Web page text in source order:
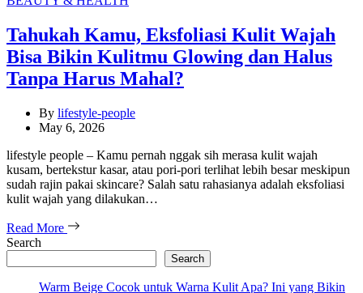
Tahukah Kamu, Eksfoliasi Kulit Wajah
Bisa Bikin Kulitmu Glowing dan Halus
Tanpa Harus Mahal?
By lifestyle-people
May 6, 2026
lifestyle people – Kamu pernah nggak sih merasa kulit wajah
kusam, bertekstur kasar, atau pori-pori terlihat lebih besar meskipun
sudah rajin pakai skincare? Salah satu rahasianya adalah eksfoliasi
kulit wajah yang dilakukan…
Read More
Search
Search
Warm Beige Cocok untuk Warna Kulit Apa? Ini yang Bikin